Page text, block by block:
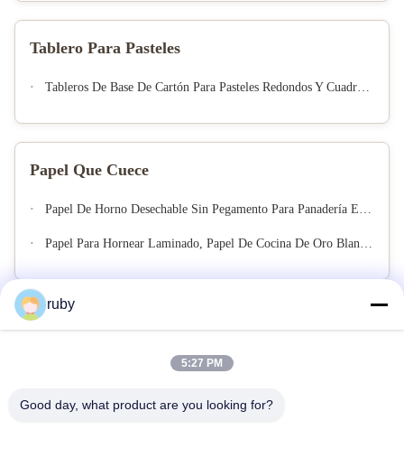
Tablero Para Pasteles
Tableros De Base De Cartón Para Pasteles Redondos Y Cuadrados Desechables Tambor Para Pasteles
Papel Que Cuece
Papel De Horno Desechable Sin Pegamento Para Panadería En El Hogar
Papel Para Hornear Laminado, Papel De Cocina De Oro Blanco Resistente Al Aceite Antiadherente
ruby
5:27 PM
Good day, what product are you looking for?